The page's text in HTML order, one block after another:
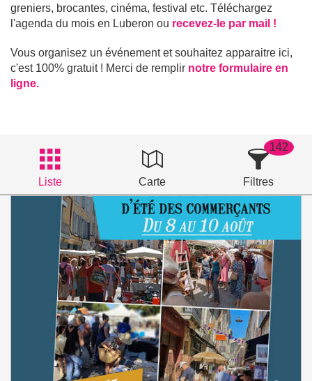
greniers, brocantes, cinéma, festival etc. Téléchargez
l'agenda du mois en Luberon ou recevez-le par mail !
Vous organisez un événement et souhaitez apparaitre ici,
c'est 100% gratuit ! Merci de remplir notre formulaire en
ligne.
Liste Carte Filtres
142